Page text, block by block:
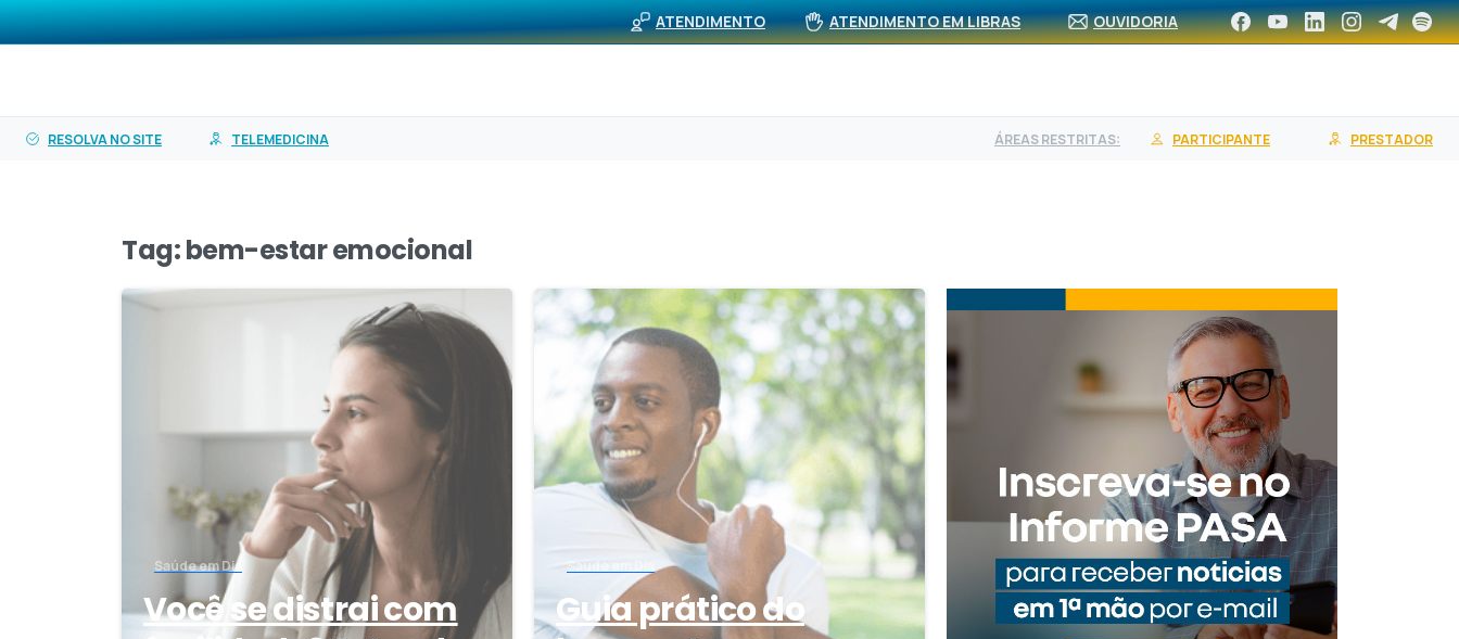
conteúdo
ATENDIMENTO ATENDIMENTO EM LIBRAS OUVIDORIA
O PASA Planos Serviços Rede Própria (APS) Notícias BUSCA DE REDE ASSOCIE-SE CONTRATE UM PLANO
RESOLVA NO SITE TELEMEDICINA ÁREAS RESTRITAS: PARTICIPANTE PRESTADOR
Tag:bem-estar emocional
Saúde em Dia
Você se distrai com
2
Guia prático do